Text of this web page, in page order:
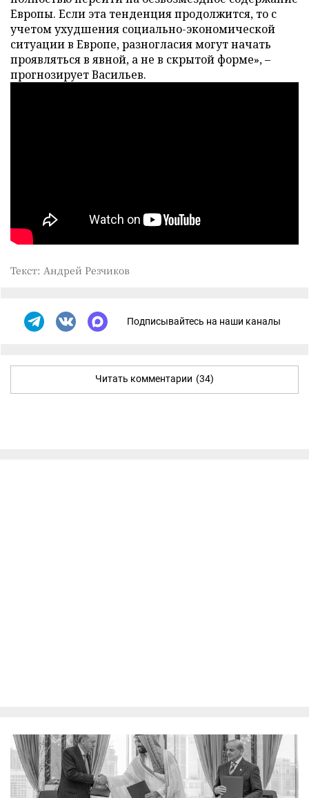
Европы. Если эта тенденция продолжится, то с
учетом ухудшения социально-экономической
ситуации в Европе, разногласия могут начать
проявляться в явной, а не в скрытой форме», –
прогнозирует Васильев.
Текст: Андрей Резчиков
Подписывайтесь на наши каналы
Читать комментарии (34)